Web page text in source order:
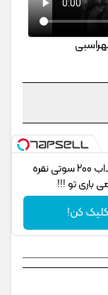
هدیه جذاب 200 سوتی نقره
باری تو !!!
کلیک کن!